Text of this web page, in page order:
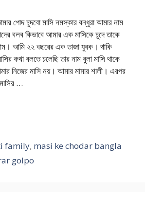
পোদ চুদবো মাসি নমস্কার বন্ধুরা আমার নাম
বলব কিভাবে আমার এক মাসিকে চুদে তাকে
আমি ২২ বছরের এক তাজা যুবক। থাকি
কথা বলতে চলেছি তার নাম বুলা মাসি থাকে
নিজের মাসি নয়। আমার মামার শালী। এরপর
…
family, masi ke chodar bangla
golpo